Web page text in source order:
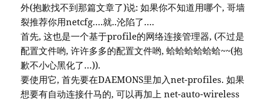
外(抱歉找不到那篇文章了)说: 如果你不知道用哪个, 哥墙
裂推荐你用netcfg….就..沦陷了….
首先, 这也是一个基于profile的网络连接管理器, (不过是
配置文件哟, 许许多多的配置文件哟, 蛤蛤蛤蛤蛤蛤~~(抱
歉不小心黑化了…)).
要使用它, 首先要在DAEMONS里加入net-profiles. 如果
想要有自动连接什马的, 可以再加上 net-auto-wireless